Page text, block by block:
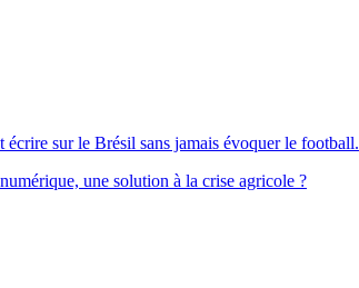
écrire sur le Brésil sans jamais évoquer le football.
une solution à la crise agricole ?